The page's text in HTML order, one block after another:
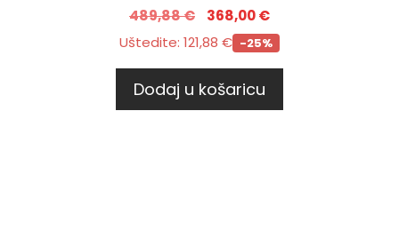
489,88€ 368,00€
Uštedite: 121,88 € -25%
Dodaj u košaricu